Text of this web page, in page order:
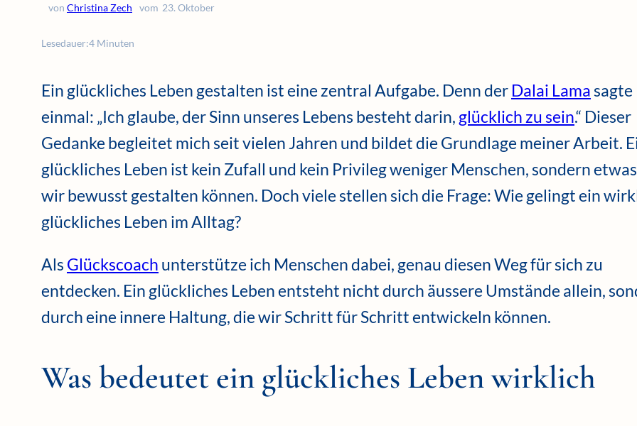
von Christina Zech vom 23. Oktober
Lesedauer:4 Minuten
Ein glückliches Leben gestalten ist eine zentral Aufgabe. Denn der Dalai Lamasagte
einmal: „Ich glaube, der Sinn unseres Lebens besteht darin, glücklich zu sein.“ Dieser
Gedanke begleitet mich seit vielen Jahren und bildet die Grundlage meiner Arbeit.
glückliches Leben ist kein Zufall und kein Privileg weniger Menschen, sondern
wir bewusst gestalten können. Doch viele stellen sich die Frage: Wie gelingt ein
glückliches Leben im Alltag?
Als Glückscoach unterstütze ich Menschen dabei, genau diesen Weg für sich zu
entdecken. Ein glückliches Leben entsteht nicht durch äussere Umstände allein,
durch eine innere Haltung, die wir Schritt für Schritt entwickeln können.
Was bedeutet ein glückliches Leben wirklich